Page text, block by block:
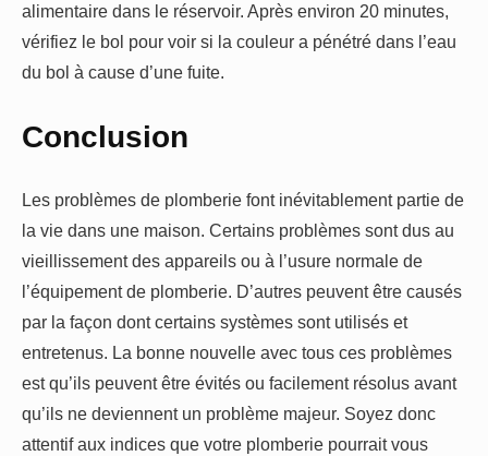
alimentaire dans le réservoir. Après environ 20 minutes,
vérifiez le bol pour voir si la couleur a pénétré dans l’eau
du bol à cause d’une fuite.
Conclusion
Les problèmes de plomberie font inévitablement partie de
la vie dans une maison. Certains problèmes sont dus au
vieillissement des appareils ou à l’usure normale de
l’équipement de plomberie. D’autres peuvent être causés
par la façon dont certains systèmes sont utilisés et
entretenus. La bonne nouvelle avec tous ces problèmes
est qu’ils peuvent être évités ou facilement résolus avant
qu’ils ne deviennent un problème majeur. Soyez donc
attentif aux indices que votre plomberie pourrait vous